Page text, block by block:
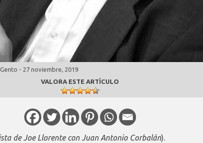
- 27 noviembre, 2019
VALORA ESTE ARTÍCULO
de Joe Llorente con Juan Antonio Corbalán).